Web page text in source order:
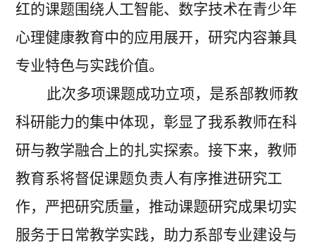
红的课题围绕人工智能、数字技术在青少年
心理健康教育中的应用展开，研究内容兼具
专业特色与实践价值。
此次多项课题成功立项，是系部教师教
科研能力的集中体现，彰显了我系教师在科
研与教学融合上的扎实探索。接下来，教师
教育系将督促课题负责人有序推进研究工
作，严把研究质量，推动课题研究成果切实
服务于日常教学实践，助力系部专业建设与